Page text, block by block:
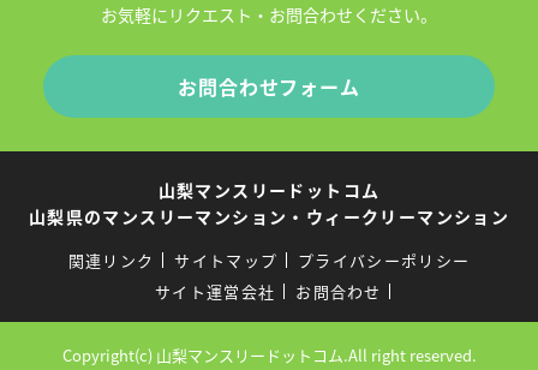
お気軽にリクエスト・お問合わせください。
お問合わせフォーム
山梨マンスリードットコム
山梨県のマンスリーマンション・ウィークリーマンション
関連リンク サイトマップ
プライバシーポリシー
サイト運営会社
お問合わせ
Copyright(c) 山梨マンスリードットコム.All right reserved.